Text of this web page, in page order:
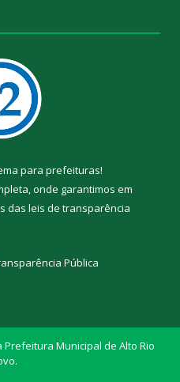
para prefeituras!
onde garantimos em
das leis de transparência
Pública
Municipal de Alto Rio